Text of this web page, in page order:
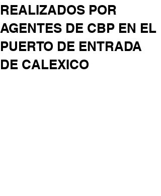
REALIZADOS POR
AGENTES DE CBP EN EL
PUERTO DE ENTRADA
DE CALEXICO